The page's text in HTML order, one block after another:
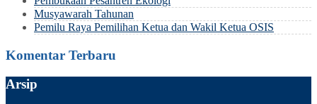
Musyawarah Tahunan
Pemilu Raya Pemilihan Ketua dan Wakil Ketua OSIS
Komentar Terbaru
Arsip